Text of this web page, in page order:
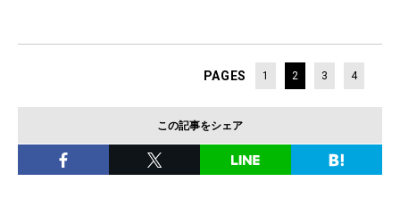
PAGES 1 2 3 4
この記事をシェア